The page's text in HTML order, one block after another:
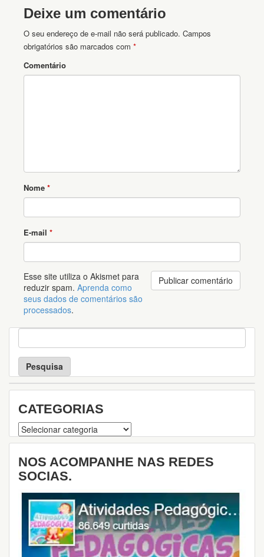
Deixe um comentário
O seu endereço de e-mail não será publicado. Campos
obrigatórios são marcados com *
Comentário
Nome *
E-mail *
Esse site utiliza o Akismet para
reduzir spam. Aprenda como
seus dados de comentários são
processados.
P
e
s
u
i
a
CATEGORIAS
Categorias
NOS ACOMPANHE NAS REDES
SOCIAS.